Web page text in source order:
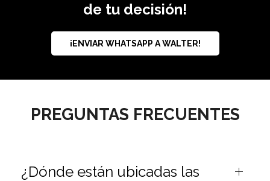
de tu decisión!
¡ENVIAR WHATSAPP A WALTER!
PREGUNTAS FRECUENTES
¿Dónde están ubicadas las